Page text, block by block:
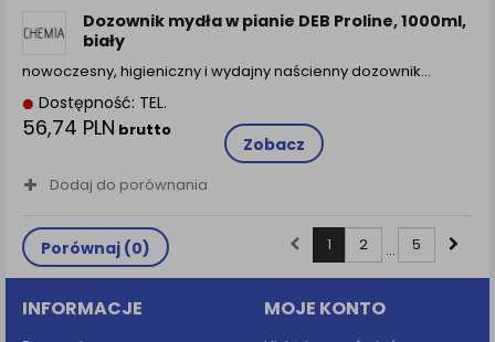
Dozownik mydła w pianie DEB Proline, 1000ml,
biały
nowoczesny, higieniczny i wydajny naścienny dozownik…
Dostępność: TEL.
56,74 PLN brutto
Zobacz
Dodaj do porównania
Porównaj (0) 1 2 ... 5
INFORMACJE MOJE KONTO